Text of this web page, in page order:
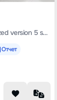
Tank 500 2022 customized version 5 seats
Отчет